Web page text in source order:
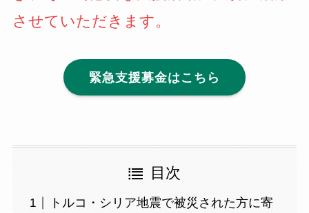
させていただきます。
緊急支援募金はこちら
目次
トルコ・シリア地震で被災された方に寄